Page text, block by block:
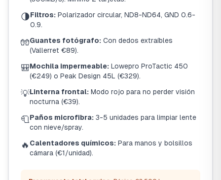
🌗Filtros: Polarizador circular, ND8-ND64, GND 0.6-
0.9.
🧤Guantes fotógrafo: Con dedos extraíbles
(Vallerret €89).
🎒Mochila impermeable: Lowepro ProTactic 450
(€249) o Peak Design 45L (€329).
💡Linterna frontal: Modo rojo para no perder visión
nocturna (€39).
🧻Paños microfibra: 3-5 unidades para limpiar lente
con nieve/spray.
🔥 Calentadores químicos: Para manos y bolsillos
cámara (€1/unidad).